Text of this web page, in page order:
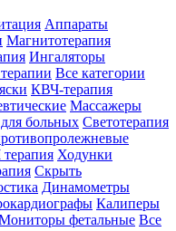
Аппараты
Магнитотерапия
Ингаляторы
Все категории
КВЧ-терапия
Массажеры
больных Светотерапия
Ходунки
Скрыть
Динамометры
Калиперы
фетальные Все